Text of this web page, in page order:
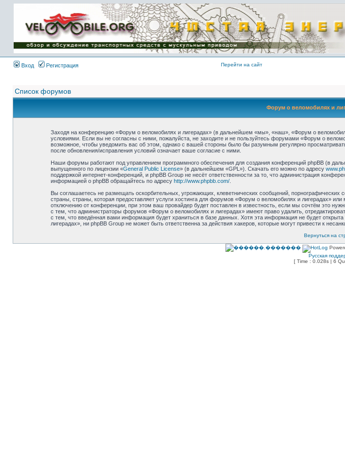
Имя пользователя:
Пароль:
{ LOG_ME_IN_SHORT
}
Вход Регистрация Перейти на сайт
Список форумов
Форум о веломобилях и
Заходя на конференцию «Форум о веломобилях и лигерадах» (в дальнейшем «мы», «наш», «Форум о
условиями. Если вы не согласны с ними, пожалуйста, не заходите и не пользуйтесь форумами «Форум о
возможное, чтобы уведомить вас об этом, однако с вашей стороны было бы разумным регулярно
после обновления/исправления условий означает ваше согласие с ними.
Наши форумы работают под управлением программного обеспечения для создания конференций phpBB (в
выпущенного по лицензии «General Public License» (в дальнейшем «GPL»). Скачать его можно по адресу
поддержкой интернет-конференций, и phpBB Group не несёт ответственности за то, что администрация
информацией о phpBB обращайтесь по адресу http://www.phpbb.com/
Вы соглашаетесь не размещать оскорбительных, угрожающих, клеветнических сообщений,
страны, страны, которая предоставляет услуги хостинга для форумов «Форум о веломобилях и лигерадах»
отключению от конференции, при этом ваш провайдер будет поставлен в известность, если мы сочтём это
с тем, что администраторы форумов «Форум о веломобилях и лигерадах» имеют право удалить,
с тем, что введённая вами информация будет храниться в базе данных. Хотя эта информация не будет
лигерадах», ни phpBB Group не может быть ответственна за действия хакеров, которые могут привести к
Вернуться на
Русская
[ Time : 0.028s | 6